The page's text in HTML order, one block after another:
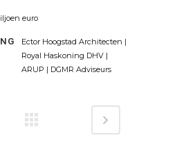
euro
Ector Hoogstad Architecten |
Royal Haskoning DHV |
ARUP | DGMR Adviseurs